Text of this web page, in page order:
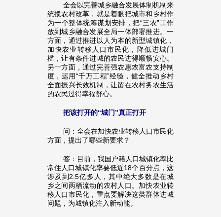
全会以完善城乡融合发展体制机制来
统揽农村改革，就是着眼把城市和乡村作
为一个整体统筹谋划安排，把“三农”工作
放到城乡融合发展全局一体部署推进。一
方面，通过推进以人为本的新型城镇化，
加快农业转移人口市民化，降低进城门
槛，让有条件进城的农民进得顺畅安心。
另一方面，通过完善强农惠农富农支持制
度，运用“千万工程”经验，健全推动乡村
全面振兴长效机制，让留在农村务农生活
的农民过得幸福舒心。
把该打开的“城门”真正打开
问：全会在加快农业转移人口市民化
方面，提出了哪些新要求？
答：目前，我国户籍人口城镇化率比
常住人口城镇化率要低近18个百分点，这
涉及到2.5亿多人，其中绝大多数是在城
乡之间两栖流动的农村人口。加快农业转
移人口市民化，重点要解决这类群体进城
问题，为城镇化注入新动能。